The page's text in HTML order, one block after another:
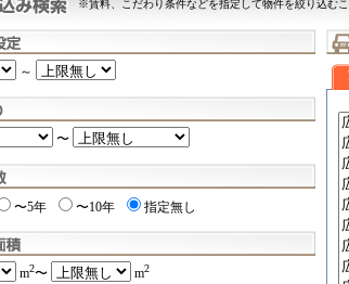
※賃料、こだわり条件などを指定して物件を絞り込むこ
～
〜
〜5年 〜10年 指定無し
m2〜 m2